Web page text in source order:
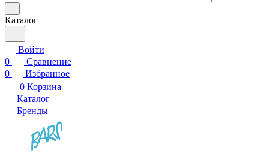
Каталог
Войти
0
Сравнение
0
Избранное
0 Корзина
Каталог
Бренды